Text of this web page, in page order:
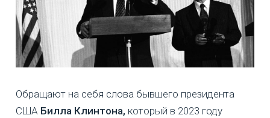
Обращают на себя слова бывшего президента
США Билла Клинтона, который в 2023 году